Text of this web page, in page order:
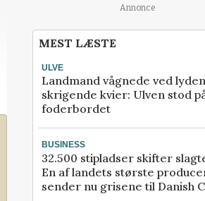
Annonce
MEST LÆSTE
ULVE
Landmand vågnede ved
skrigende kvier: Ulven stod
foderbordet
BUSINESS
32.500 stipladser skifter
En af landets største
sender nu grisene til Danish